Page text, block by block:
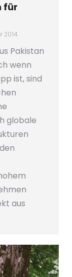
für
2014
Pakistan
wenn
ist, sind
globale
aus